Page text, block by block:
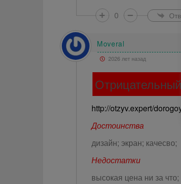
0
Moveral
2026 лет назад
http://otzyv.expert/
Достоинства
дизайн; экран; качесво;
Недостатки
высокая цена ни за что;